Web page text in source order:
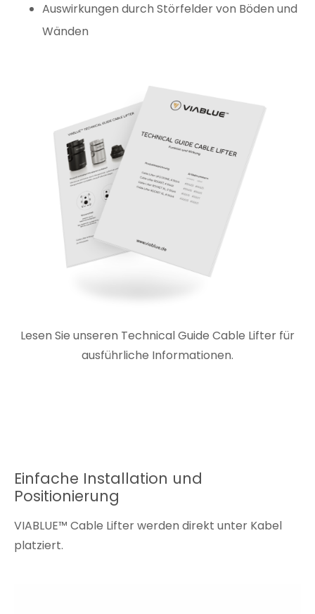
Auswirkungen durch Störfeldervon Böden und
Wänden
Lesen Sie unseren Technical Guide Cable Lifter für
ausführliche Informationen.
Einfache Installation und
Positionierung
VIABLUE™ Cable Lifterwerden direkt unter Kabel
platziert.